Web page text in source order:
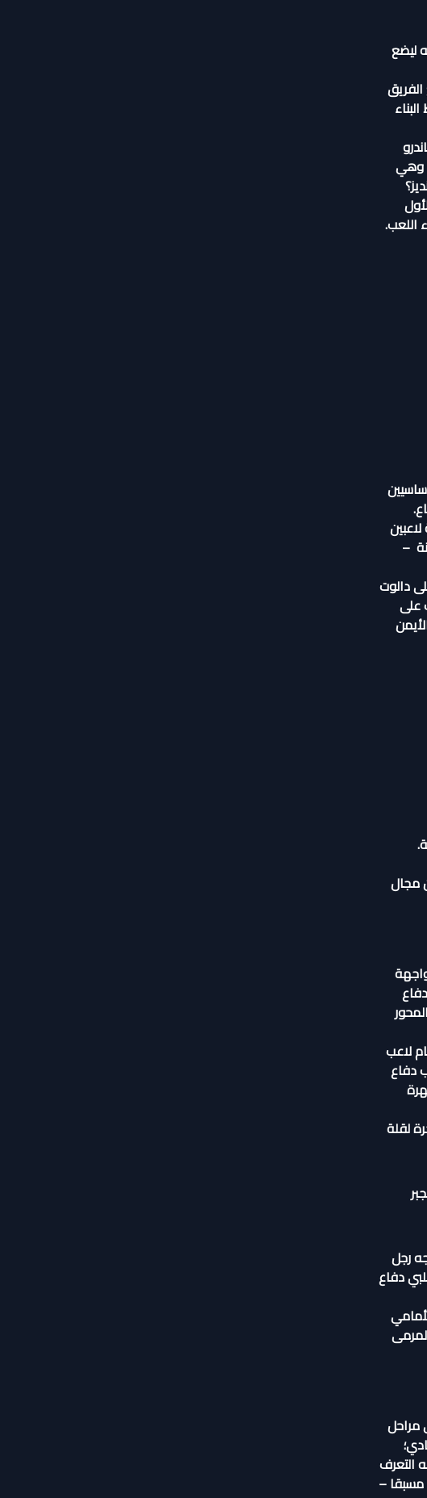
ليضع
وهي
اللعب.
–
(الأسهم السوداء) ويظهر فيها ضغط كل من سون هيون مين (7) وهاري كين (10) على دالوت
على
مجال
بانضمام لاعب
على قلب دفاع
لقلة
رجل
المباشر على قلبي دفاع
الأمامي
مراحل
التعرف
مسبقا –